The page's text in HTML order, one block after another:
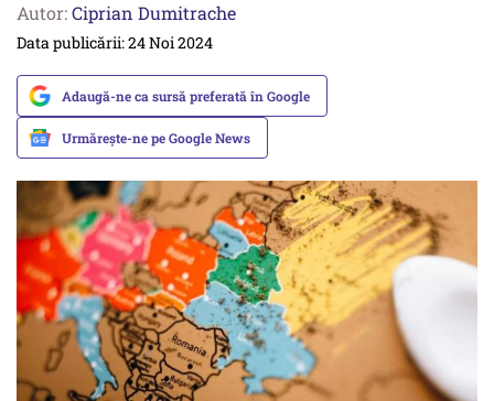
Autor:Ciprian Dumitrache
Data publicării: 24 Noi 2024
Adaugă-ne ca sursă preferată în Google
Urmărește-ne pe Google News